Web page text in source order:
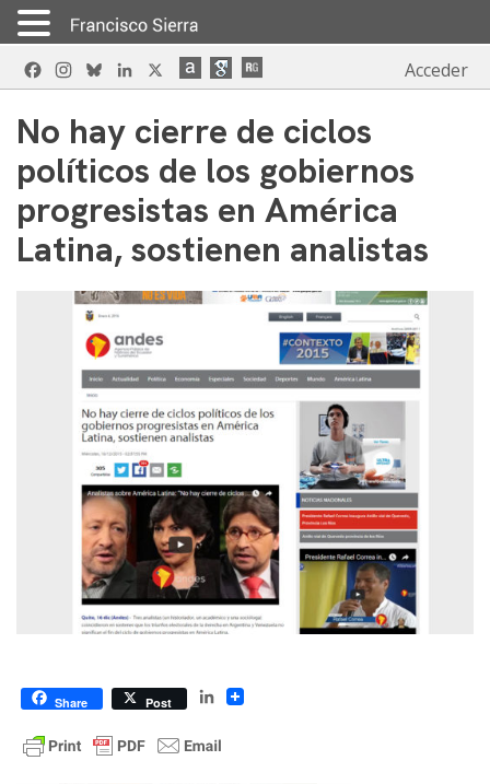
Skip
to
FacebookInstagram
BlueskyLinkedIn Acceder
No hay cierre de ciclos
políticos de los gobiernos
progresistas en América
Latina, sostienen analistas
Share Post LinkedIn